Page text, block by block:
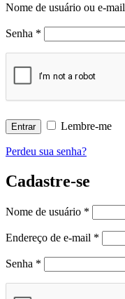
Nome de usuário ou e-mail
Senha *
Lembre-me
Perdeu sua senha?
Cadastre-se
Nome de usuário *
Endereço de e-mail *
Senha *